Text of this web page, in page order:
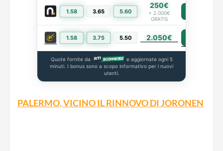
1.58 3.65 5.60
250€
+ 2.000€
GRATIS
1.58 3.75 5.50 2.050€
Quote fornite da
e aggiornate ogni 5
minuti. I bonus sono a scopo informativo per i nuovi
utenti.
PALERMO, VICINO IL RINNOVO DI JORONEN